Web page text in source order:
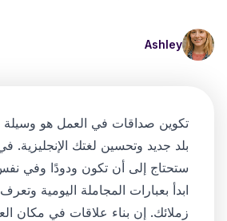
Ashley
تكوين صداقات في العمل هو وسيلة
بلد جديد وتحسين لغتك الإنجليزية.
ستحتاج إلى أن تكون ودودًا وفي
ابدأ بعبارات المجاملة اليومية
زملائك. إن بناء علاقات في مكان